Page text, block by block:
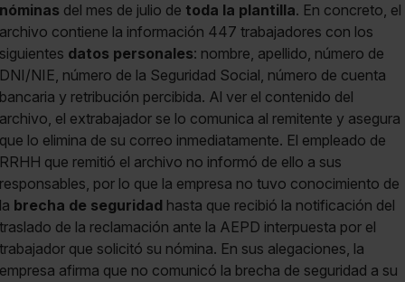
nóminas del mes de julio de toda la plantilla. En concreto, el
archivo contiene la información 447 trabajadores con los
siguientes datos personales: nombre, apellido, número de
DNI/NIE, número de la Seguridad Social, número de cuenta
bancaria y retribución percibida. Al ver el contenido del
archivo, el extrabajador se lo comunica al remitente y asegura
que lo elimina de su correo inmediatamente. El empleado de
RRHH que remitió el archivo no informó de ello a sus
responsables, por lo que la empresa no tuvo conocimiento de
la brecha de seguridad hasta que recibió la notificación del
traslado de la reclamación ante la AEPD interpuesta por el
trabajador que solicitó su nómina. En sus alegaciones, la
empresa afirma que no comunicó la brecha de seguridad a su